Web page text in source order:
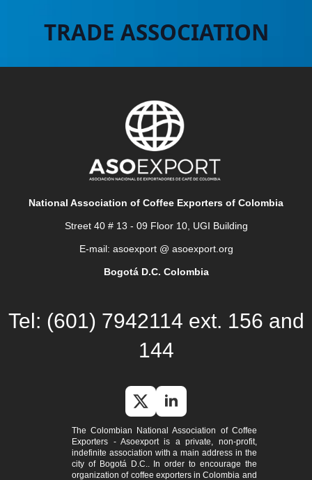
TRADE ASSOCIATION
National Association of Coffee Exporters of Colombia
Street 40 # 13 - 09 Floor 10, UGI Building
E-mail: asoexport @ asoexport.org
Bogotá D.C. Colombia
Tel: (601) 7942114 ext. 156 and
144
The Colombian National Association of Coffee
Exporters - Asoexport is a private, non-profit,
indefinite association with a main address in the
city of Bogotá D.C.. In order to encourage the
organization of coffee exporters in Colombia and